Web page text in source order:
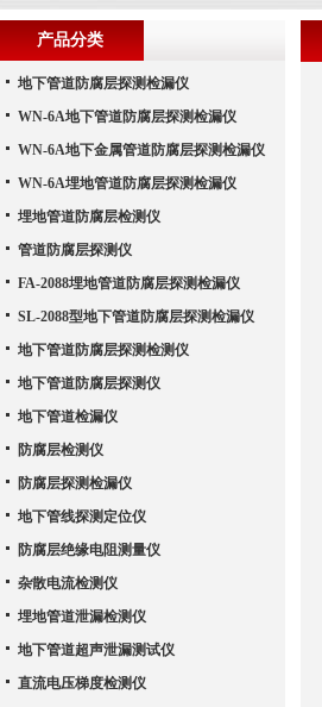
产品分类
地下管道防腐层探测检漏仪
WN-6A地下管道防腐层探测检漏仪
WN-6A地下金属管道防腐层探测检漏仪
WN-6A埋地管道防腐层探测检漏仪
埋地管道防腐层检测仪
管道防腐层探测仪
FA-2088埋地管道防腐层探测检漏仪
SL-2088型地下管道防腐层探测检漏仪
地下管道防腐层探测检测仪
地下管道防腐层探测仪
地下管道检漏仪
防腐层检测仪
防腐层探测检漏仪
地下管线探测定位仪
防腐层绝缘电阻测量仪
杂散电流检测仪
埋地管道泄漏检测仪
地下管道超声泄漏测试仪
直流电压梯度检测仪